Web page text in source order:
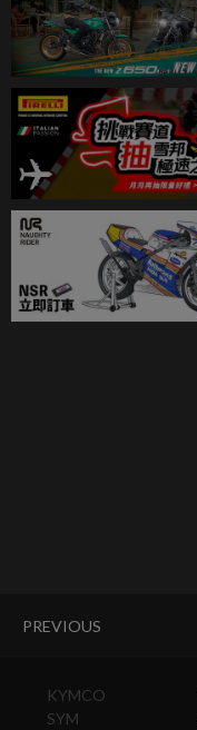
PREVIOUS
KYMCO
SYM